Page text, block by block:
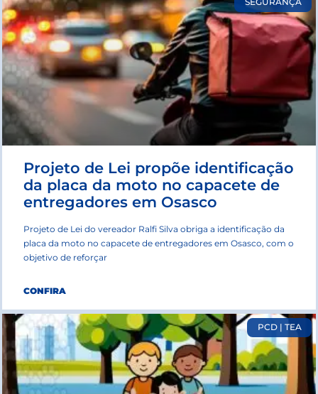
Projeto de Lei propõe identificação
da placa da moto no capacete de
entregadores em Osasco
Projeto de Lei do vereador Ralfi Silva obriga a identificação da
placa da moto no capacete de entregadores em Osasco, com o
objetivo de reforçar
CONFIRA
PCD | TEA